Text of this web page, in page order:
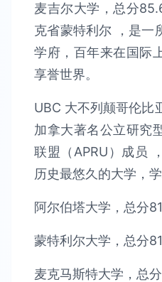
麦吉尔大学，总分
克省蒙特利尔 ，是一
学府，百年来在国际
享誉世界。
UBC 大不列颠哥伦比
加拿大著名公立研究
联盟（APRU）成员
历史最悠久的大学，
阿尔伯塔大学，总分
蒙特利尔大学，总分
麦克马斯特大学，总